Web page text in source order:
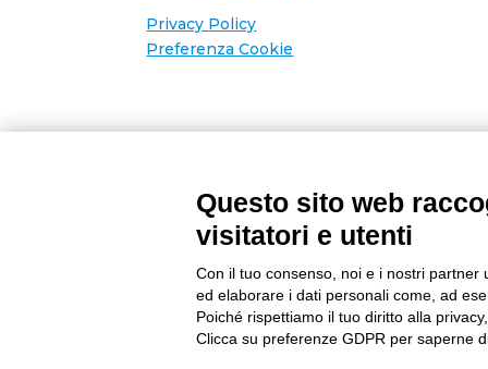
Privacy Policy
Preferenza Cookie
Developed byGruppo Alchimie| P.IVA e
Questo sito web
visitatori e utenti
Con il tuo consenso, noi e i nostri
ed elaborare i dati personali come, ad
Poiché rispettiamo il tuo diritto alla
Clicca su preferenze GDPR per saperne